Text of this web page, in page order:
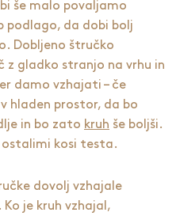
še malo povaljamo
podlago, da dobi bolj
Dobljeno štručko
z gladko stranjo na vrhu in
damo vzhajati – če
hladen prostor, da bo
in bo zato kruh še boljši.
ostalimi kosi testa.
dovolj vzhajale
je kruh vzhajal,